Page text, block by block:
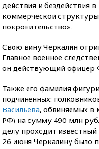
действия и бездействия в
коммерческой
покровительство».
Свою вину Черкалин
Главное военное
он действующий офицер
Также его фамилия
подчиненных:
Васильева, обвиняемых в
РФ) на сумму 490 млн
делу проходит известный
26 июня Черкалину было